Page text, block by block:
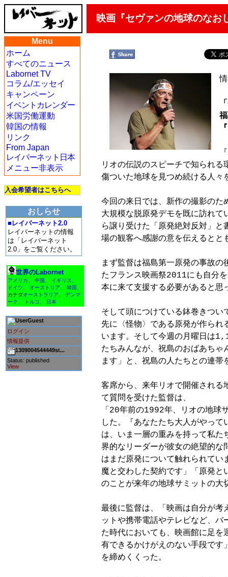
映画『セヴァンの地球のなお
Menu
ホーム
すべてのニュース
Labornet TV
コラム/エッセイ
キャンペーン
イベントカレンダー
米国労働運動
韓国の情報
リンク
From Japan
レイバーネット日本
メニュー非表示
入会希望者はこちらへ
おしらせ
■レイバーネット2.0
レイバーネットの情報
は「レイバーネット
2.0」をご覧ください。
世界のLabornet
アメリカ 中国 イギリス
ドイツ
オーストリア 韓国
カナダオーストラリア
デンマ
ーク
トルコ 日本
Guest
ログイン
情報提供
1309004544449st...
Status: published
View
リオの伝説のスピーチで知られ
傷ついた地球を見つめ続ける人々
今回の来日では、新作の撮影の
大規模な脱原発デモを既に訪れ
ら譲り受けた「原発絶対反対」
場の観客へ感謝の意を伝えるとと
まず監督は福島第一原発の事故
たフランス映画祭2011にも自分
本に来て支援する必要があると思
そして頭につけている鉢巻きつ
先に〈怪物〉である原発が作ら
います。そして今週の月曜日は
たちみんなが、祝島のおばあち
ます」と、祝島の人たちとの連帯
客席から、来年リオで開催され
て質問を受けた監督は、
「20年前の1992年、リオの地球
した。『あなたたち大人がやっ
は、いま一層の重みを持って私
界的なリーダーが彼女の絶望的
はまだ原発について触れられて
魔と交わした契約です」「原発
のことが来年の地球サミットの大
最後に監督は、「映画は自分が考
ットや携帯電話やテレビなど、
た時代においても、映画館に足
有できるかけがえのない手段です
を締めくくった。